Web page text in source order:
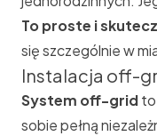
To proste i
się szczególnie w
Instalacja off-
System off-grid
sobie pełną